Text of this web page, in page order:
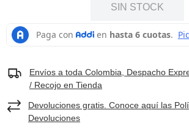
SIN STOCK
Envíos a toda Colombia, Despacho
/ Recojo en Tienda
Devoluciones gratis. Conoce aquí las
Devoluciones